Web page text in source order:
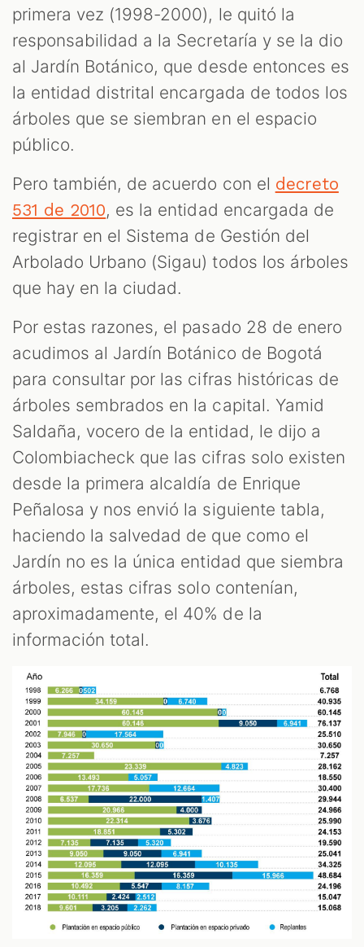
primera vez (1998-2000), le quitó la
responsabilidad a la Secretaría y se la dio
al Jardín Botánico, que desde entonces es
la entidad distrital encargada de todos los
árboles que se siembran en el espacio
público.
Pero también, de acuerdo con el decreto
531 de 2010, es la entidad encargada de
registrar en el Sistema de Gestión del
Arbolado Urbano (Sigau) todos los árboles
que hay en la ciudad.
Por estas razones, el pasado 28 de enero
acudimos al Jardín Botánico de Bogotá
para consultar por las cifras históricas de
árboles sembrados en la capital. Yamid
Saldaña, vocero de la entidad, le dijo a
Colombiacheck que las cifras solo existen
desde la primera alcaldía de Enrique
Peñalosa y nos envió la siguiente tabla,
haciendo la salvedad de que como el
Jardín no es la única entidad que siembra
árboles, estas cifras solo contenían,
aproximadamente, el 40% de la
información total.